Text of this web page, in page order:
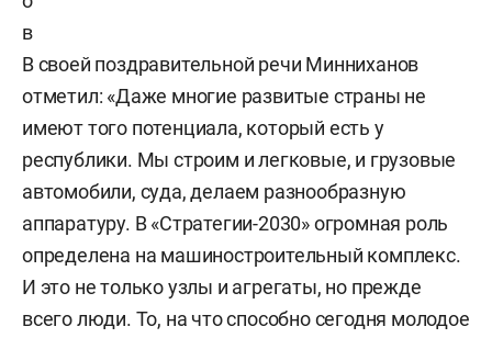
в
В своей поздравительной речи Минниханов
отметил: «Даже многие развитые страны не
имеют того потенциала, который есть у
республики. Мы строим и легковые, и грузовые
автомобили, суда, делаем разнообразную
аппаратуру. В «Стратегии-2030» огромная роль
определена на машиностроительный комплекс.
И это не только узлы и агрегаты, но прежде
всего люди. То, на что способно сегодня молодое